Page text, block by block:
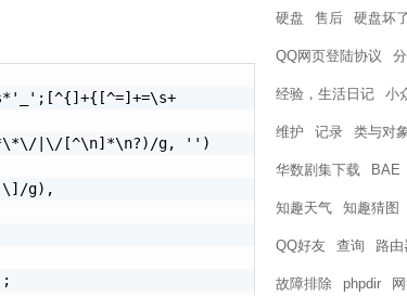
硬盘 售后 硬盘坏了
QQ网页登陆协议
经验，生活日记 小
维护 记录 类与对
华数剧集下载 BAE
知趣天气 知趣猜图
QQ好友 查询 路由
故障排除 phpdir